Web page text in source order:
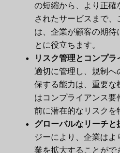
の短縮から、より正
されたサービスまで
は、企業が顧客の期待
とに役立ちます。
リスク管理とコンプラ
適切に管理し、規制へ
保する能力は、重要な
はコンプライアンス要
前に潜在的なリスクを
グローバルなリーチと
ジーにより、企業は
業を拡大することがで